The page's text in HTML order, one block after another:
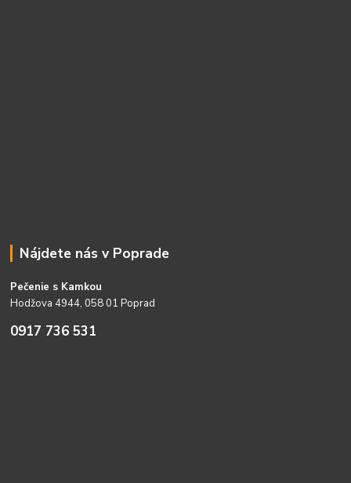
Nájdete nás v Poprade
Pečenie s Kamkou
Hodžova 4944, 058 01 Poprad
0917 736 531